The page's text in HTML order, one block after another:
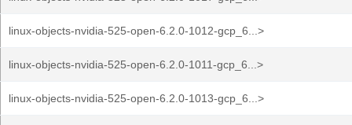
linux-objects-nvidia-525-open-6.2.0-1012-gcp_6...>
linux-objects-nvidia-525-open-6.2.0-1011-gcp_6...>
linux-objects-nvidia-525-open-6.2.0-1013-gcp_6...>